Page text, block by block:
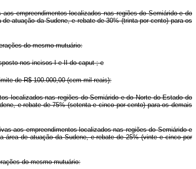
empreendimentos localizados nas regiões do Semiárido e do
atuação da Sudene, e rebate de 30% (trinta por cento) para os
do mesmo mutuário:
nos incisos I e II docaput; e
de R$ 100.000,00 (cem mil reais):
localizados nas regiões do Semiárido e do Norte do Estado do
e rebate de 75% (setenta e cinco por cento) para os demais
aos empreendimentos localizados nas regiões do Semiárido e
de atuação da Sudene, e rebate de 25% (vinte e cinco por
do mesmo mutuário: